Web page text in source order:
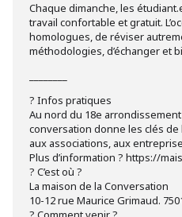
Chaque dimanche, les
travail confortable et gratuit.
homologues, de réviser
méthodologies, d’échanger et
? Infos pratiques
Au nord du 18e
conversation donne les clés
aux associations, aux
Plus d’information ? https://
? C’est où ?
La maison de la Conversation
10-12 rue Maurice Grimaud.